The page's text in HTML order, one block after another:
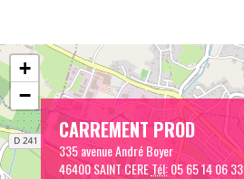
CARREMENT PROD
335 avenue André Boyer
46400 SAINT CERETél:05 65 14 06 33
+
−